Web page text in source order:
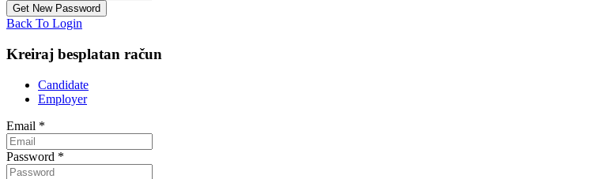
Back To Login
Kreiraj besplatan račun
Candidate
Employer
Email *
Password *